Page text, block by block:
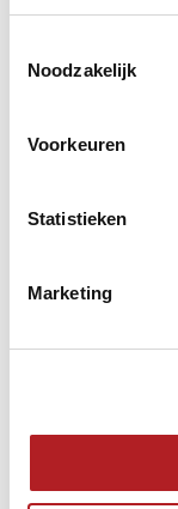
Noodzakelijk
Voorkeuren
Statistieken
Marketing